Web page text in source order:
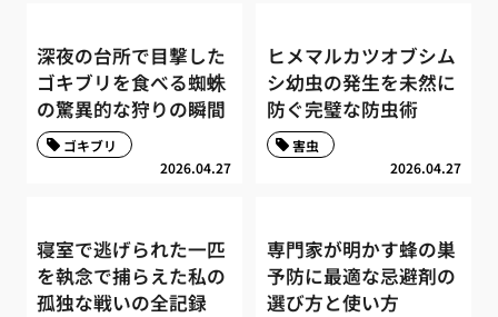
深夜の台所で目撃した
ゴキブリを食べる蜘蛛
の驚異的な狩りの瞬間
2026.04.27
ゴキブリ
ヒメマルカツオブシム
シ幼虫の発生を未然に
防ぐ完璧な防虫術
2026.04.27
害虫
寝室で逃げられた一匹
を執念で捕らえた私の
孤独な戦いの全記録
専門家が明かす蜂の巣
予防に最適な忌避剤の
選び方と使い方